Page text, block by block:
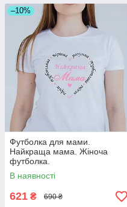
–10%
Футболка для мами.
Найкраща мама. Жіноча
футболка.
В наявності
621 ₴ 690 ₴